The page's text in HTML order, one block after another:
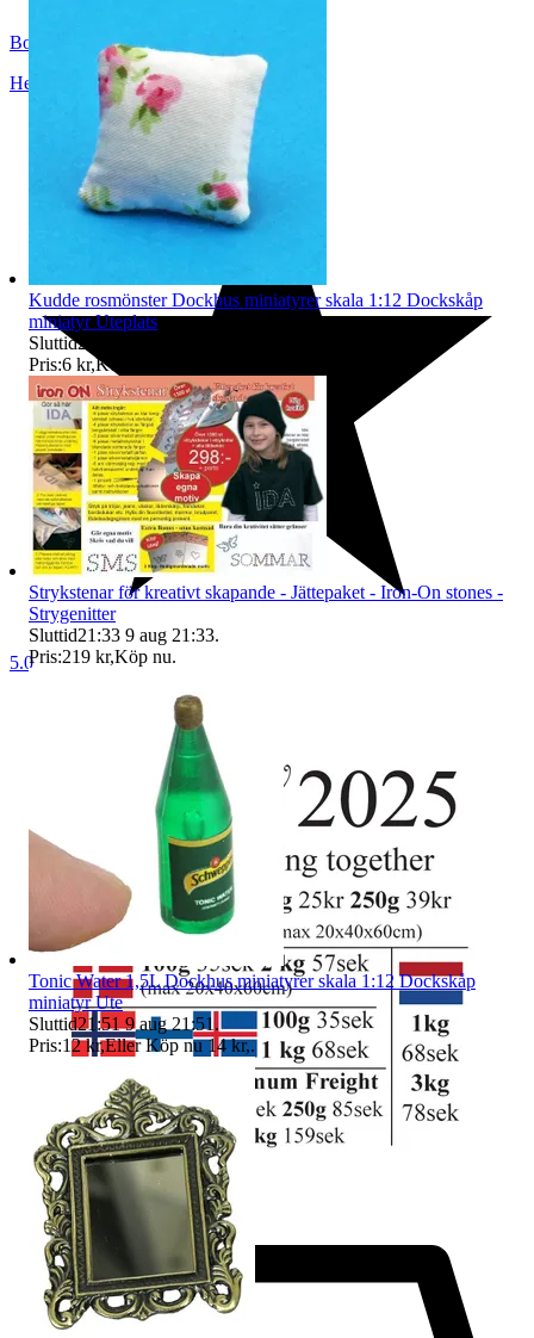
BoutiqueNo9
Helsingborg,Sverige
5.0
Kudde rosmönster Dockhus miniatyrer skala 1:12 Dockskåp
miniatyr Uteplats
Sluttid21:31
Pris:6 kr,Köp nu
Strykstenar för kreativt skapande - Jättepaket - Iron-On stones -
Strygenitter
Sluttid21:33 9 aug 21:33.
Pris:219 kr,Köp nu.
Tonic Water 1,5L Dockhus miniatyrer skala 1:12 Dockskåp
miniatyr Ute
Sluttid21:51 9 aug 21:51 .
Pris:12 kr,Eller Köp nu 14 kr,.